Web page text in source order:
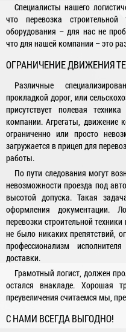
Специалисты нашего
что перевозка
оборудования – для нас не
что для нашей компании – это
ОГРАНИЧЕНИЕ ДВИЖЕНИЯ
Различные
прокладкой дорог, или
присутствует полевая
компании. Агрегаты, движение
ограниченно или просто
загружается в прицеп для
работы.
По пути следования могут
невозможности проезда под
высотой допуска. Такая
оформления документации.
перевозки строительной
не было никаких препятствий,
профессионализм
доставки.
Грамотный логист, должен
остался внакладе. Хорошая
преувеличения считаемся мы,
С НАМИ ВСЕГДА ВЫГОДНО!